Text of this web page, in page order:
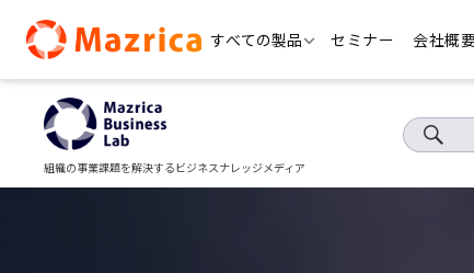
content
すべての製品 セミナー 会社概
組織の事業課題を解決するビジネスナレッジメディア